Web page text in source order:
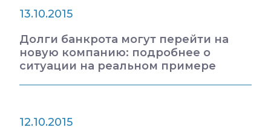
13.10.2015
Долги банкрота могут перейти на
новую компанию: подробнее о
ситуации на реальном примере
12.10.2015